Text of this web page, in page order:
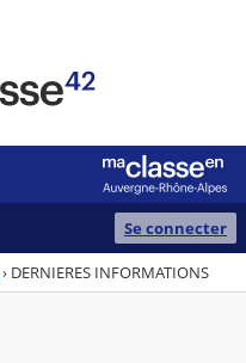
Se connecter
› DERNIERES INFORMATIONS